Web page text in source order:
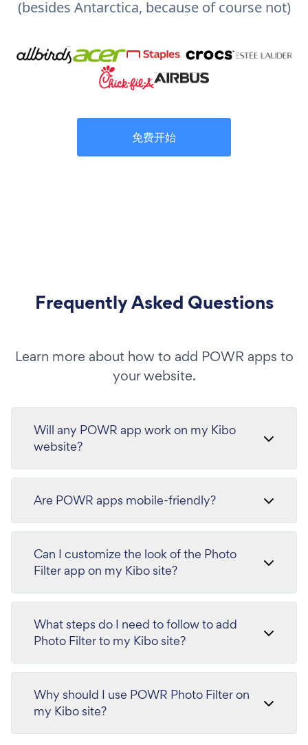
(besides Antarctica, because of course not)
免费开始
Frequently Asked Questions
Learn more about how to add POWR apps to
your website.
Will any POWR app work on my Kibo
website?
Are POWR apps mobile-friendly?
Can I customize the look of the Photo
Filter app on my Kibo site?
What steps do I need to follow to add
Photo Filter to my Kibo site?
Why should I use POWR Photo Filter on
my Kibo site?